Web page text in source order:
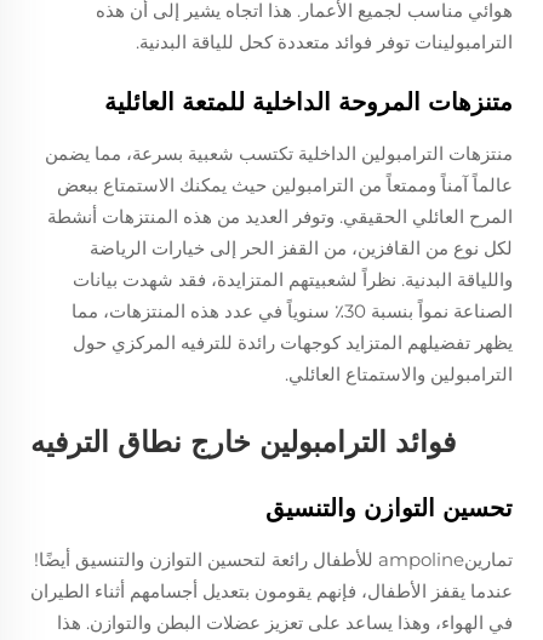
هوائي مناسب لجميع الأعمار. هذا اتجاه يشير إلى أن هذه
الترامبولينات توفر فوائد متعددة كحل للياقة البدنية.
متنزهات المروحة الداخلية للمتعة العائلية
منتزهات الترامبولين الداخلية تكتسب شعبية بسرعة، مما يضمن
عالماً آمناً وممتعاً من الترامبولين حيث يمكنك الاستمتاع ببعض
المرح العائلي الحقيقي. وتوفر العديد من هذه المنتزهات أنشطة
لكل نوع من القافزين، من القفز الحر إلى خيارات الرياضة
واللياقة البدنية. نظراً لشعبيتهم المتزايدة، فقد شهدت بيانات
الصناعة نمواً بنسبة 30٪ سنوياً في عدد هذه المنتزهات، مما
يظهر تفضيلهم المتزايد كوجهات رائدة للترفيه المركزي حول
الترامبولين والاستمتاع العائلي.
فوائد الترامبولين خارج نطاق الترفيه
تحسين التوازن والتنسيق
تمارينampoline للأطفال رائعة لتحسين التوازن والتنسيق أيضًا!
عندما يقفز الأطفال، فإنهم يقومون بتعديل أجسامهم أثناء الطيران
في الهواء، وهذا يساعد على تعزيز عضلات البطن والتوازن. هذا